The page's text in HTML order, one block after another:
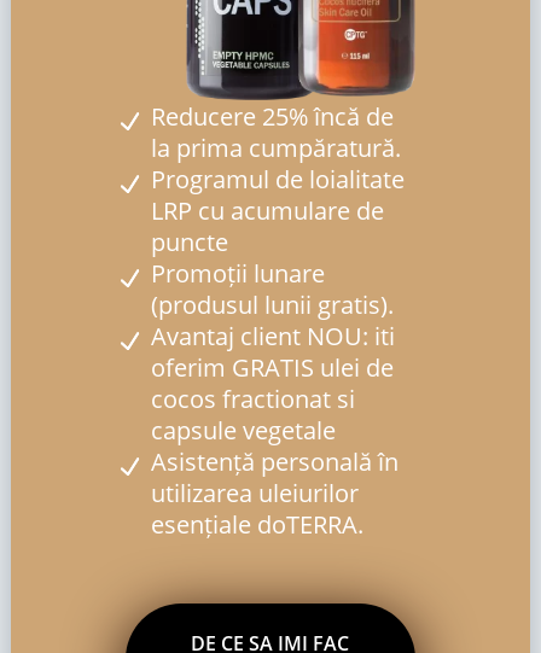
Reducere 25% încă de
la prima cumpăratură.
Programul de loialitate
LRP cu acumulare de
puncte
Promoții lunare
(produsul lunii gratis).
Avantaj client NOU: iti
oferim GRATIS ulei de
cocos fractionat si
capsule vegetale
Asistență personală în
utilizarea uleiurilor
esențiale doTERRA.
DE CE SA IMI FAC